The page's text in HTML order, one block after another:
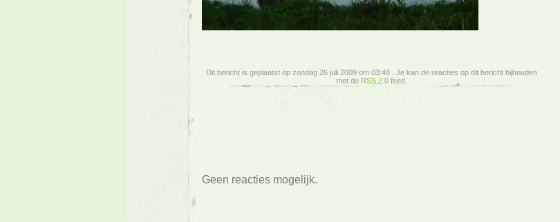
Dit bericht is geplaatst op zondag 26 juli 2009 om 03:48 . Je kan de reacties op dit bericht bijhouden
met de RSS 2.0feed.
Geen reacties mogelijk.